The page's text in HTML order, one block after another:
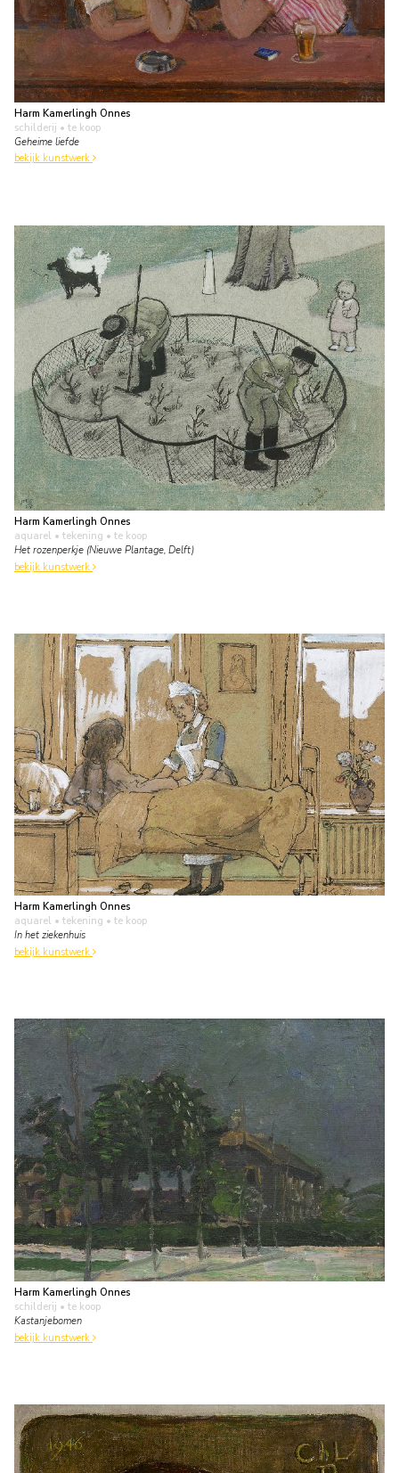
Harm Kamerlingh Onnes
schilderij • te koop
Geheime liefde
bekijk kunstwerk
Harm Kamerlingh Onnes
aquarel • tekening • te koop
Het rozenperkje (Nieuwe Plantage, Delft)
bekijk kunstwerk
Harm Kamerlingh Onnes
aquarel • tekening • te koop
In het ziekenhuis
bekijk kunstwerk
Harm Kamerlingh Onnes
schilderij • te koop
Kastanjebomen
bekijk kunstwerk